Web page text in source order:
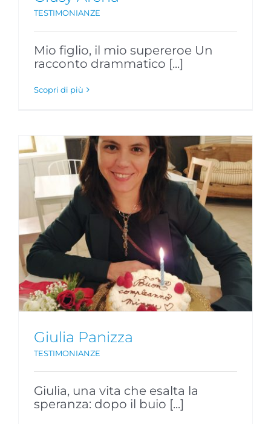
TESTIMONIANZE
Mio figlio, il mio supereroe Un
racconto drammatico [...]
Scopri di più
Giulia Panizza
TESTIMONIANZE
Giulia, una vita che esalta la
speranza: dopo il buio [...]